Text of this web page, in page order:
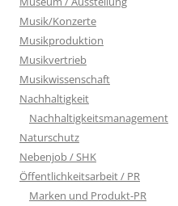
Musik/Konzerte
Musikproduktion
Musikvertrieb
Musikwissenschaft
Nachhaltigkeit
Nachhaltigkeitsmanagement
Naturschutz
Nebenjob / SHK
Öffentlichkeitsarbeit / PR
Marken und Produkt-PR